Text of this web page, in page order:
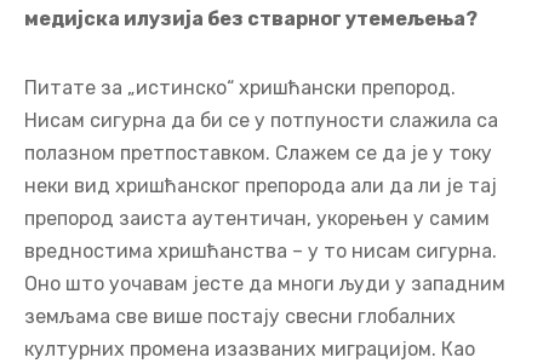
медијска илузија без стварног утемељења?
Питате за „истинско“ хришћански препород.
Нисам сигурна да би се у потпуности слажила са
полазном претпоставком. Слажем се да је у току
неки вид хришћанског препорода али да ли је тај
препород заиста аутентичан, укорењен у самим
вредностима хришћанства – у то нисам сигурна.
Оно што уочавам јесте да многи људи у западним
земљама све више постају свесни глобалних
културних промена изазваних миграцијом. Као